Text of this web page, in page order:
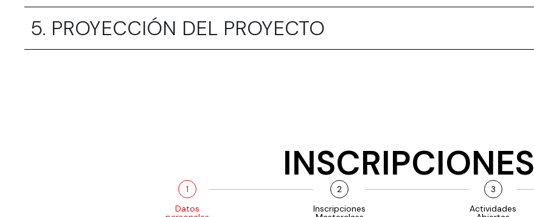
5. PROYECCIÓN DEL PROYECTO
INSCRIPCIONES
1
Datos
2
Inscripciones
3
Actividades